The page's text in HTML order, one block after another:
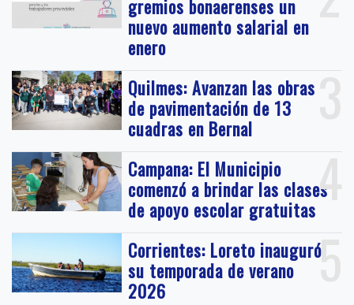
gremios bonaerenses un
nuevo aumento salarial en
enero
3
Quilmes: Avanzan las obras
de pavimentación de 13
cuadras en Bernal
4
Campana: El Municipio
comenzó a brindar las clases
de apoyo escolar gratuitas
5
Corrientes: Loreto inauguró
su temporada de verano
2026